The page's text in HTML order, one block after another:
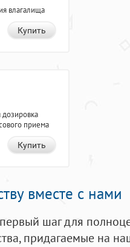
влагалища
Купить
дозировка
приема
Купить
вместе с нами
шаг для
придагаемые на